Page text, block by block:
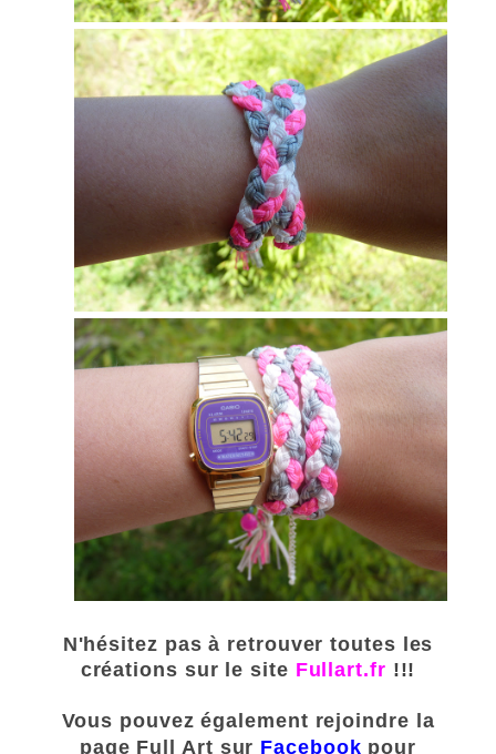
N'hésitez pas à retrouver toutes les
créations sur le site Fullart.fr !!!
Vous pouvez également rejoindre la
page Full Art sur Facebook pour